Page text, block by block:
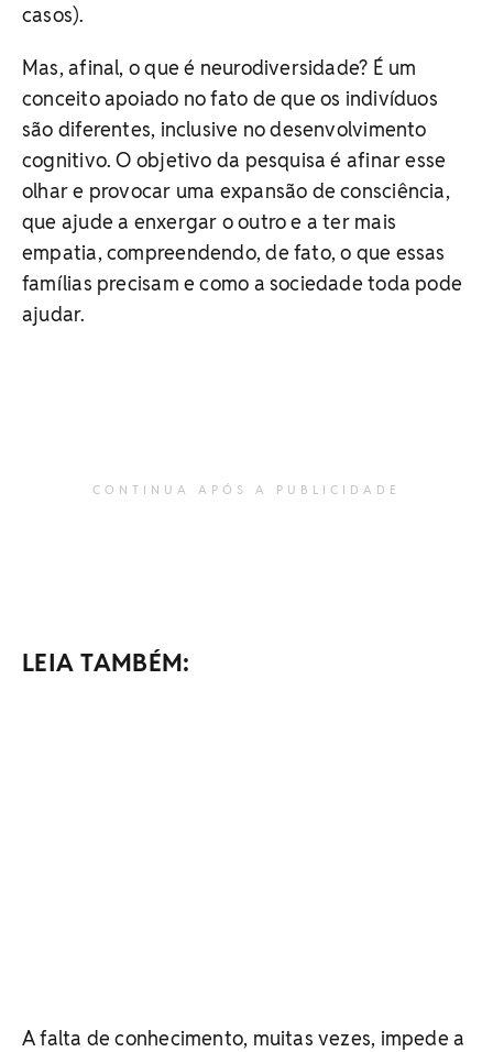
casos).
Mas, afinal, o que é neurodiversidade? É um
conceito apoiado no fato de que os indivíduos
são diferentes, inclusive no desenvolvimento
cognitivo. O objetivo da pesquisa é afinar esse
olhar e provocar uma expansão de consciência,
que ajude a enxergar o outro e a ter mais
empatia, compreendendo, de fato, o que essas
famílias precisam e como a sociedade toda pode
ajudar.
CONTINUA APÓS A PUBLICIDADE
LEIA TAMBÉM:
A falta de conhecimento, muitas vezes, impede a